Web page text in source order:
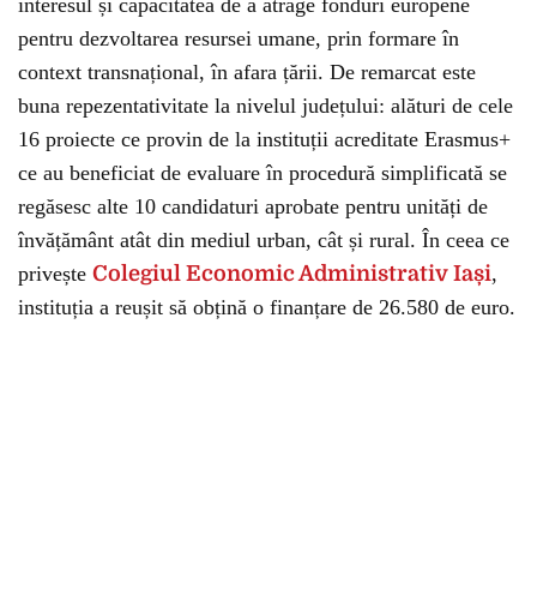
interesul și capacitatea de a atrage fonduri europene
pentru dezvoltarea resursei umane, prin formare în
context transnațional, în afara țării. De remarcat este
buna repezentativitate la nivelul județului: alături de cele
16 proiecte ce provin de la instituții acreditate Erasmus+
ce au beneficiat de evaluare în procedură simplificată se
regăsesc alte 10 candidaturi aprobate pentru unități de
învățământ atât din mediul urban, cât și rural. În ceea ce
privește Colegiul Economic Administrativ Iași,
instituția a reușit să obțină o finanțare de 26.580 de euro.